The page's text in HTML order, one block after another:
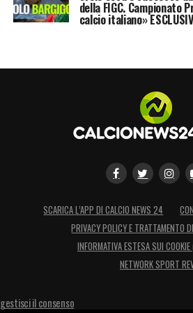
protagoniste?
2014, noi e l’Inghilterra? Il
Navas. Ha una quotazione
meno di Australia e Qatar
Vedremo se riuscirà a
della FIGC. Campionato
calcio italiano»
SCARICA L’APP DI CALCIO NEWS 24
PRIVACY POLICY E TRATTAMENTO
INFORMATIVA ESTESA SUI
NETWORK SPORT
gestisci il consenso